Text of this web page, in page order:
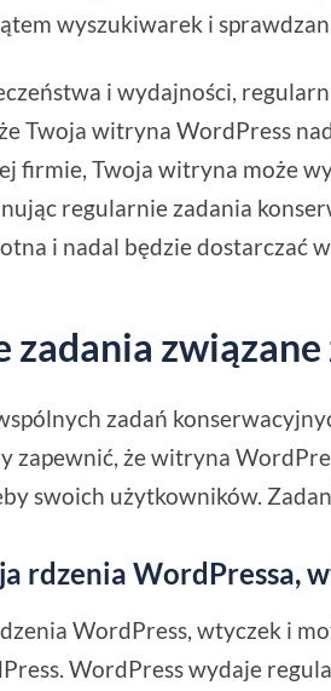
wyszukiwarek i
i wydajności,
Twoja witryna WordPress
firmie, Twoja witryna może
regularnie zadania
i nadal będzie dostarczać
zadania
zadań
zapewnić, że witryna
swoich użytkowników.
rdzenia WordPressa,
WordPress, wtyczek i
WordPress wydaje